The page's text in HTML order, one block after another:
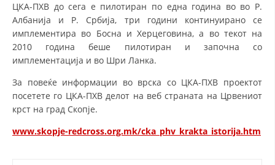
ЦКА-ПХВ до сега е пилотиран по една година во во Р.
Албанија и Р. Србија, три години континуирано се
имплементира во Босна и Херцеговина, а во текот на
2010 година беше пилотиран и започна со
имплементација и во Шри Ланка.
За повеќе информации во врска со ЦКА-ПХВ проектот
посетете го ЦКА-ПХВ делот на веб страната на Црвениот
крст на град Скопје.
www.skopje-redcross.org.mk/cka_phv_krakta_istorija.htm